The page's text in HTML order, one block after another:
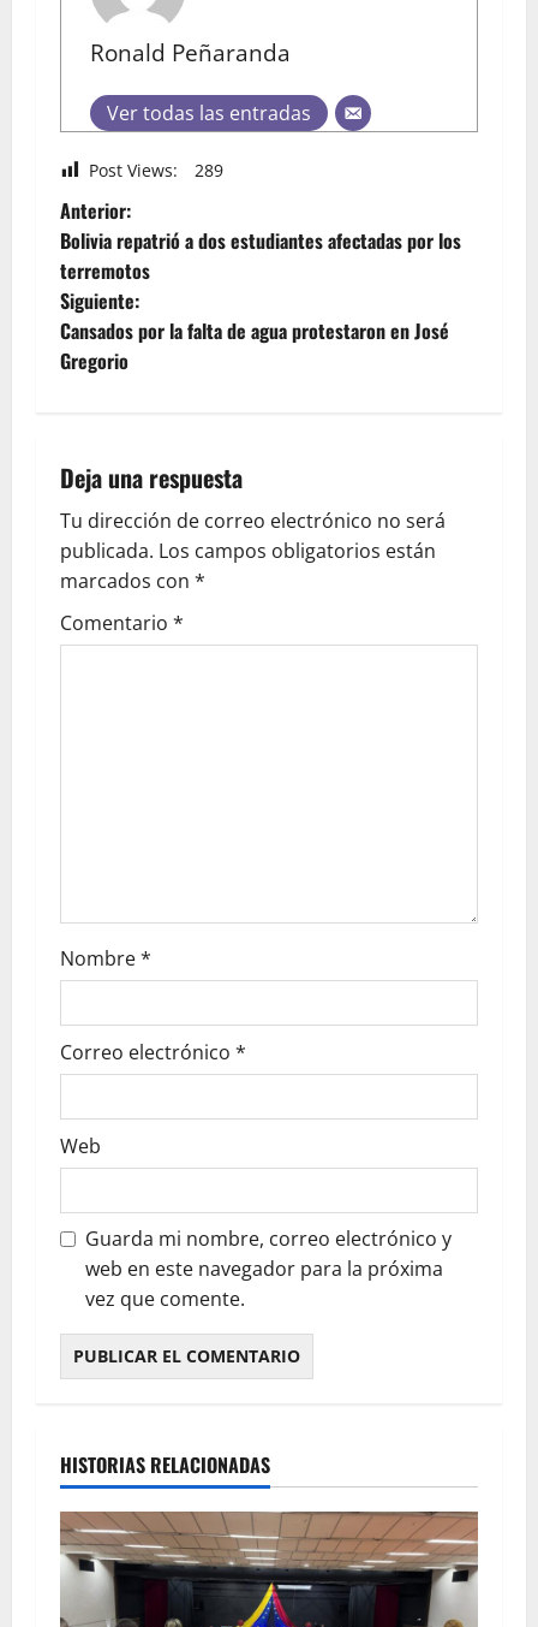
Ronald Peñaranda
Ver todas las entradas
Post Views: 289
Anterior:
Bolivia repatrió a dos estudiantes afectadas por los
terremotos
Siguiente:
Cansados por la falta de agua protestaron en José
Gregorio
Deja una respuesta
Tu dirección de correo electrónico no será
publicada. Los campos obligatorios están
marcados con *
Comentario *
Nombre*
Correo electrónico *
Web
Guarda mi nombre, correo electrónico y
web en este navegador para la próxima
vez que comente.
HISTORIAS RELACIONADAS